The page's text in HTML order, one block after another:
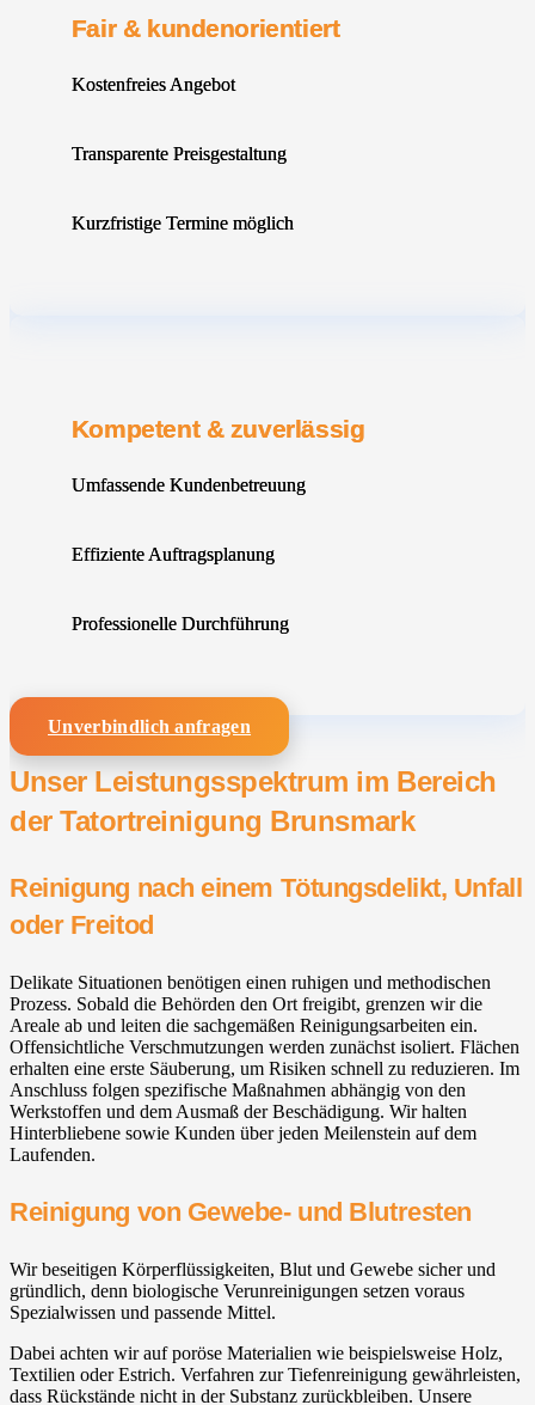
Fair & kundenorientiert
Kostenfreies Angebot
Transparente Preisgestaltung
Kurzfristige Termine möglich
Kompetent & zuverlässig
Umfassende Kundenbetreuung
Effiziente Auftragsplanung
Professionelle Durchführung
Unverbindlich anfragen
Unser Leistungsspektrum im Bereich
der Tatortreinigung Brunsmark
Reinigung nach einem Tötungsdelikt, Unfall
oder Freitod
Delikate Situationen benötigen einen ruhigen und methodischen
Prozess. Sobald die Behörden den Ort freigibt, grenzen wir die
Areale ab und leiten die sachgemäßen Reinigungsarbeiten ein.
Offensichtliche Verschmutzungen werden zunächst isoliert. Flächen
erhalten eine erste Säuberung, um Risiken schnell zu reduzieren. Im
Anschluss folgen spezifische Maßnahmen abhängig von den
Werkstoffen und dem Ausmaß der Beschädigung. Wir halten
Hinterbliebene sowie Kunden über jeden Meilenstein auf dem
Laufenden.
Reinigung von Gewebe- und Blutresten
Wir beseitigen Körperflüssigkeiten, Blut und Gewebe sicher und
gründlich, denn biologische Verunreinigungen setzen voraus
Spezialwissen und passende Mittel.
Dabei achten wir auf poröse Materialien wie beispielsweise Holz,
Textilien oder Estrich. Verfahren zur Tiefenreinigung gewährleisten,
dass Rückstände nicht in der Substanz zurückbleiben. Unsere